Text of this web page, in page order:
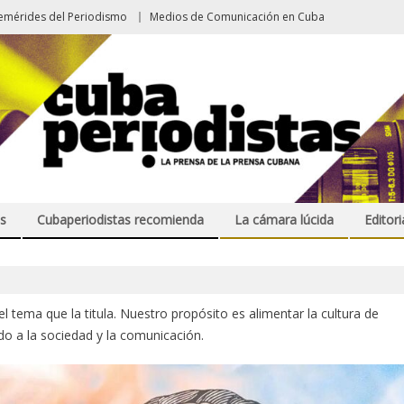
del Periodismo Medios de Comunicación en Cuba
Cubaperiodistas recomienda La cámara lúcida
tema que la titula. Nuestro propósito es alimentar la cultura de
a la sociedad y la comunicación.